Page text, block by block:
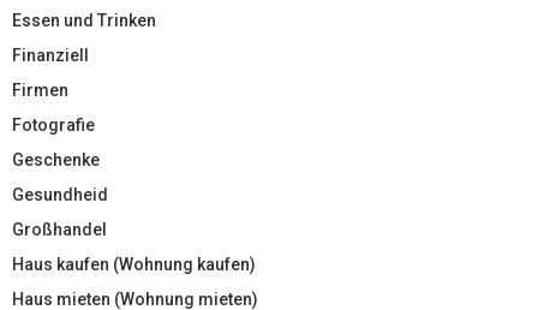
Essen und Trinken
Finanziell
Firmen
Fotografie
Geschenke
Gesundheid
Großhandel
Haus kaufen (Wohnung kaufen)
Haus mieten (Wohnung mieten)